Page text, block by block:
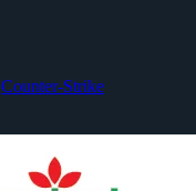
Counter-Strike